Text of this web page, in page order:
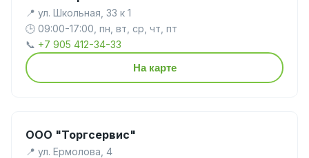
📍 ул. Школьная, 33 к 1
🕒 09:00-17:00, пн, вт, ср, чт, пт
📞 +7 905 412-34-33
На карте
ООО "Торгсервис"
📍 ул. Ермолова, 4